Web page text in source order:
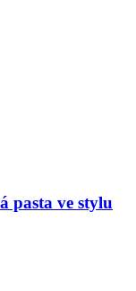
pasta ve stylu